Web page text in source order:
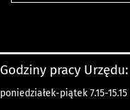
Godziny pracy Urzędu:
poniedziałek-piątek 7.15-15.15